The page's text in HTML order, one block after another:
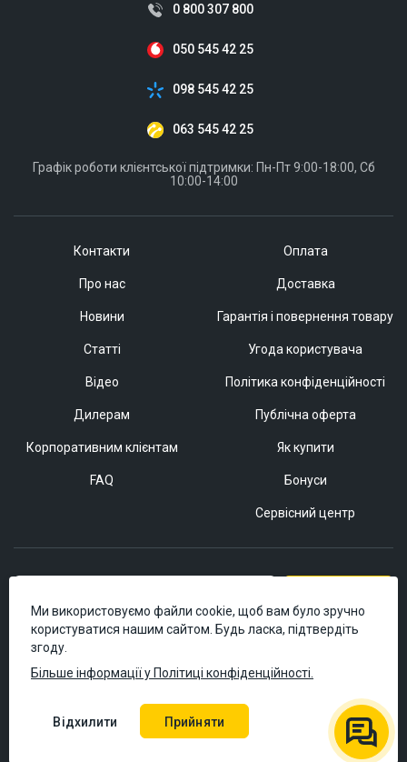
Контакти
Про нас
Новини
Статті
Відео
Дилерам
Корпоративним клієнтам
FAQ
Оплата
Доставка
Гарантія і повернення товару
Угода користувача
Політика конфіденційності
Публічна оферта
Як купити
Бонуси
Сервісний центр
0 800 307 800
050 545 42 25
098 545 42 25
063 545 42 25
Графік роботи клієнтської підтримки: Пн-Пт 9:00-18:00, Сб
10:00-14:00
© 2006–2026 Masteram.
Ми використовуємо файли cookie, щоб вам було зручно
користуватися нашим сайтом. Будь ласка, підтвердіть
згоду.
Більше інформації у Політиці конфіденційності.
Відхилити Прийняти